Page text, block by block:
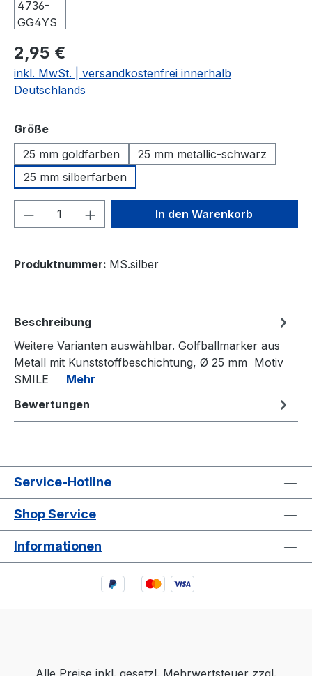
2,95 €
inkl. MwSt. | versandkostenfrei innerhalb
Deutschlands
Größeauswählen
25 mm goldfarben
25 mm metallic-schwarz
25 mm silberfarben
Produkt Anzahl: Gib denIn den Warenkorb
Produktnummer: MS.silber
Beschreibung
Weitere Varianten auswählbar. Golfballmarker aus
Metall mit Kunststoffbeschichtung, Ø 25 mm Motiv
SMILE Mehr
Bewertungen
Service-Hotline
Shop Service
Informationen
Alle Preise inkl. gesetzl. Mehrwertsteuer zzgl.